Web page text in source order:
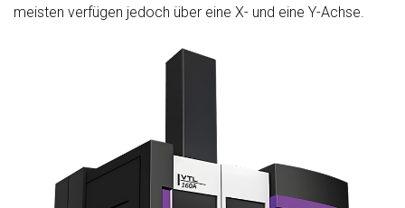
meisten verfügen jedoch über eine X- und eine Y-Achse.